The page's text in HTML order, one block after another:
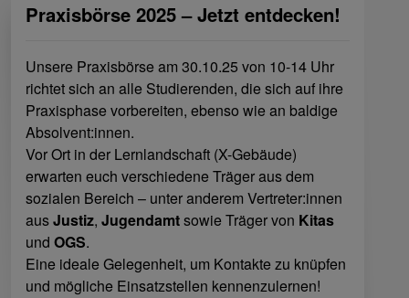
Praxisbörse 2025 – Jetzt entdecken!
Unsere Praxisbörse am 30.10.25 von 10-14 Uhr
richtet sich an alle Studierenden, die sich auf ihre
Praxisphase vorbereiten, ebenso wie an baldige
Absolvent:innen.
Vor Ort in der Lernlandschaft (X-Gebäude)
erwarten euch verschiedene Träger aus dem
sozialen Bereich – unter anderem Vertreter:innen
ausJustiz, Jugendamtsowie Träger von Kitas
und OGS.
Eine ideale Gelegenheit, um Kontakte zu knüpfen
und mögliche Einsatzstellen kennenzulernen!